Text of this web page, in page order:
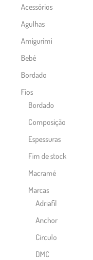
Acessórios
Agulhas
Amigurimi
Bebé
Bordado
Fios
Bordado
Composição
Espessuras
Fim de stock
Macramé
Marcas
Adriafil
Anchor
Círculo
DMC